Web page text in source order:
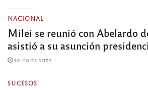
NACIONAL
Milei se reunió con Abelardo
asistió a su asunción
10 horas atrás
SUCESOS